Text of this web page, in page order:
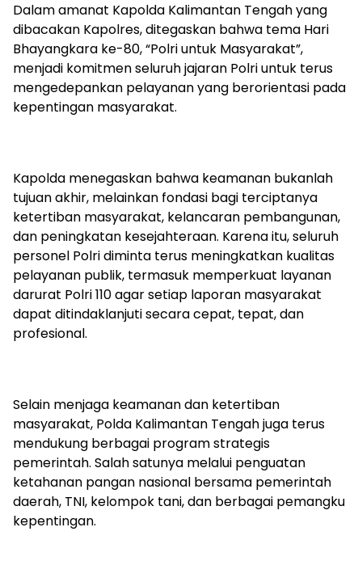
‎Dalam amanat Kapolda Kalimantan Tengah yang
dibacakan Kapolres, ditegaskan bahwa tema Hari
Bhayangkara ke-80, “Polri untuk Masyarakat”,
menjadi komitmen seluruh jajaran Polri untuk terus
mengedepankan pelayanan yang berorientasi pada
kepentingan masyarakat.
‎Kapolda menegaskan bahwa keamanan bukanlah
tujuan akhir, melainkan fondasi bagi terciptanya
ketertiban masyarakat, kelancaran pembangunan,
dan peningkatan kesejahteraan. Karena itu, seluruh
personel Polri diminta terus meningkatkan kualitas
pelayanan publik, termasuk memperkuat layanan
darurat Polri 110 agar setiap laporan masyarakat
dapat ditindaklanjuti secara cepat, tepat, dan
profesional.
‎Selain menjaga keamanan dan ketertiban
masyarakat, Polda Kalimantan Tengah juga terus
mendukung berbagai program strategis
pemerintah. Salah satunya melalui penguatan
ketahanan pangan nasional bersama pemerintah
daerah, TNI, kelompok tani, dan berbagai pemangku
kepentingan.